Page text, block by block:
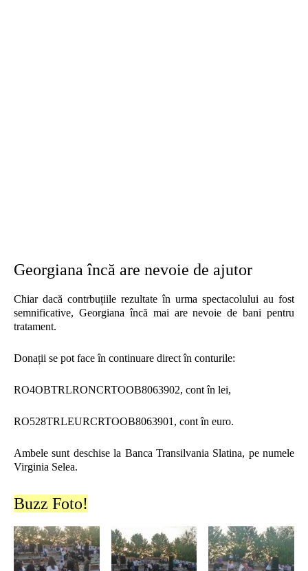
Georgiana încă are nevoie de ajutor
Chiar dacă contrbuțiile rezultate în urma spectacolului au fost
semnificative, Georgiana încă mai are nevoie de bani pentru
tratament.
Donații se pot face în continuare direct în conturile:
RO4OBTRLRONCRTOOB8063902, cont în lei,
RO528TRLEURCRTOOB8063901, cont în euro.
Ambele sunt deschise la Banca Transilvania Slatina, pe numele
Virginia Selea.
Buzz Foto!